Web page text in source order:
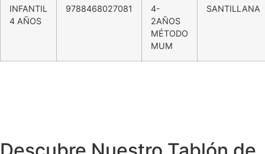
INFANTIL
4 AÑOS
9788468027081
4-
2AÑOS
MÉTODO
MUM
SANTILLANA
Extraescolares Calendario
Comedor Becas
Visítanos Proyectos
Instalaciones Blog
Piscina Radio
Enlaces Tienda Online